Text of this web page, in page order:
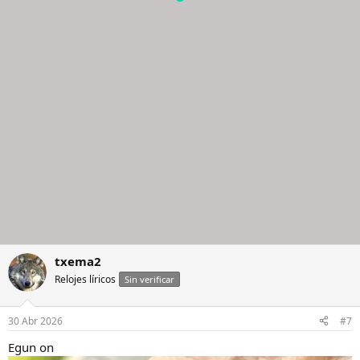
txema2
Relojes líricos Sin verificar
30 Abr 2026 #7
Egun on